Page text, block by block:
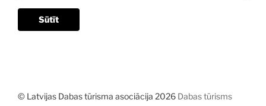
Sūtīt
© Latvijas Dabas tūrisma asociācija 2026 Dabas tūrisms